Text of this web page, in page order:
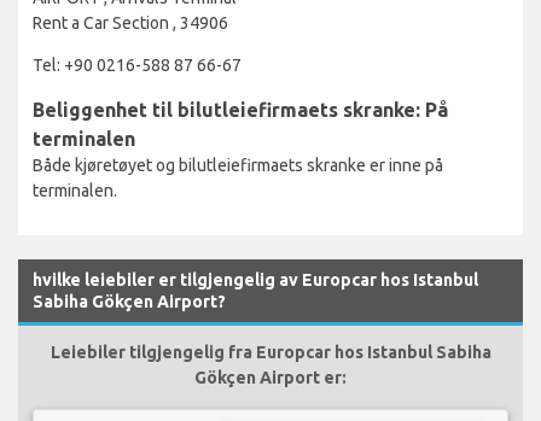
Rent a Car Section , 34906
Tel: +90 0216-588 87 66-67
Beliggenhet til bilutleiefirmaets skranke: På
terminalen
Både kjøretøyet og bilutleiefirmaets skranke er inne på
terminalen.
hvilke leiebiler er tilgjengelig av Europcar hos Istanbul
Sabiha Gökçen Airport?
Leiebiler tilgjengelig fra Europcar hos Istanbul Sabiha
Gökçen Airport er: